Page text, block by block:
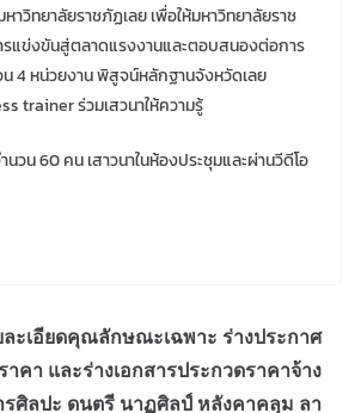
วิทยาลัยราชภัฏเลย เพื่อให้มหาวิทยาลัยราช
แข่งขันสู่ตลาดแรงงานและตอบสนองต่อการ
4 หน่วยงาน พิสูจน์หลักฐานจังหวัดเลย
trainer ร่วมเสวนาให้ความรู้
วน 60 คน เสาวนาในห้องประชุมและผ่านวีดีโอ
ละเอียดคุณลักษณะเฉพาะ ร่างประกาศ
าคา และร่างเอกสารประกวดราคาจ้าง
รศิลปะ ดนตรี นาฏศิลป์ หลังคาคลุม ลา